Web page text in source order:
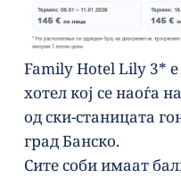
Family Hotel Lily 3*
хотел кој се наоѓа
од ски-станицата
град Банско.
Сите соби имаат